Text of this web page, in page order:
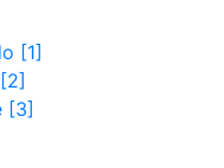
[1]
[3]